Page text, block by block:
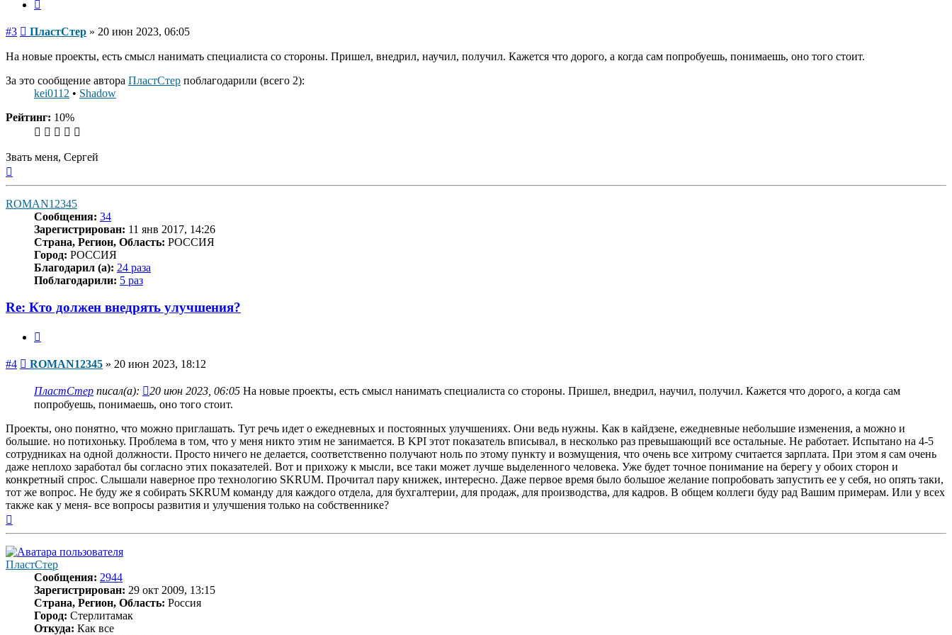
#3 Сообщение
ПластСтер » 20 июн 2023, 06:05
На новые проекты, есть смысл нанимать специалиста со стороны. Пришел, внедрил, научил, получил. Кажется что дорого, а когда сам попробуешь, понимаешь, оно того стоит.
За это сообщение автора ПластСтер поблагодарили (всего 2):
kei0112 • Shadow
Рейтинг: 10%
Звать меня, Сергей
ROMAN12345
Сообщения: 34
Зарегистрирован: 11 янв 2017, 14:26
Страна, Регион, Область: РОССИЯ
Город: РОССИЯ
Благодарил (а): 24 раза
Поблагодарили: 5 раз
Re: Кто должен внедрять улучшения?
#4 Сообщение
ROMAN12345 » 20 июн 2023, 18:12
ПластСтер писал(а): 20 июн 2023, 06:05 На новые проекты, есть смысл нанимать специалиста со стороны. Пришел, внедрил, научил, получил. Кажется что дорого, а когда сам
попробуешь, понимаешь, оно того стоит.
Проекты, оно понятно, что можно приглашать. Тут речь идет о ежедневных и постоянных улучшениях. Они ведь нужны. Как в кайдзене, ежедневные небольшие изменения, а можно и
большие. но потихоньку. Проблема в том, что у меня никто этим не занимается. В KPI этот показатель вписывал, в несколько раз превышающий все остальные. Не работает. Испытано на 4-5
сотрудниках на одной должности. Просто ничего не делается, соответственно получают ноль по этому пункту и возмущения, что очень все хитрому считается зарплата. При этом я сам очень
даже неплохо заработал бы согласно этих показателей. Вот и прихожу к мысли, все таки может лучше выделенного человека. Уже будет точное понимание на берегу у обоих сторон и
конкретный спрос. Слышали наверное про технологию SKRUM. Прочитал пару книжек, интересно. Даже первое время было большое желание попробовать запустить ее у себя, но опять таки,
тот же вопрос. Не буду же я собирать SKRUM команду для каждого отдела, для бухгалтерии, для продаж, для производства, для кадров. В общем коллеги буду рад Вашим примерам. Или у всех
также как у меня- все вопросы развития и улучшения только на собственнике?
ПластСтер
Сообщения: 2944
Зарегистрирован: 29 окт 2009, 13:15
Страна, Регион, Область: Россия
Город: Стерлитамак
Откуда: Как все